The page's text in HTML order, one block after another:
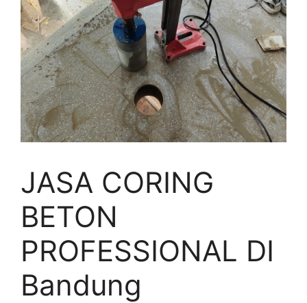
JASA CORING
BETON
PROFESSIONAL DI
Bandung